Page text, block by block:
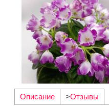
Описание >Отзывы